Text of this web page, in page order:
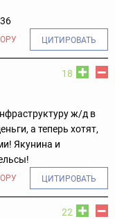
ЦИТИРОВАТЬ
18
ж/д в
а теперь хотят,
Якунина и
ЦИТИРОВАТЬ
22